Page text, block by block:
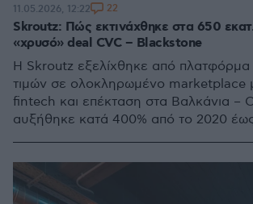
Skroutz: Πώς εκτινάχθηκε στα 650
«χρυσό» deal CVC – Blackstone
Η Skroutz εξελίχθηκε από πλατφόρμα
τιμών σε ολοκληρωμένο marketplace
fintech και επέκταση στα Βαλκάνια –
αυξήθηκε κατά 400% από το 2020
11.05.2026, 12:22 22